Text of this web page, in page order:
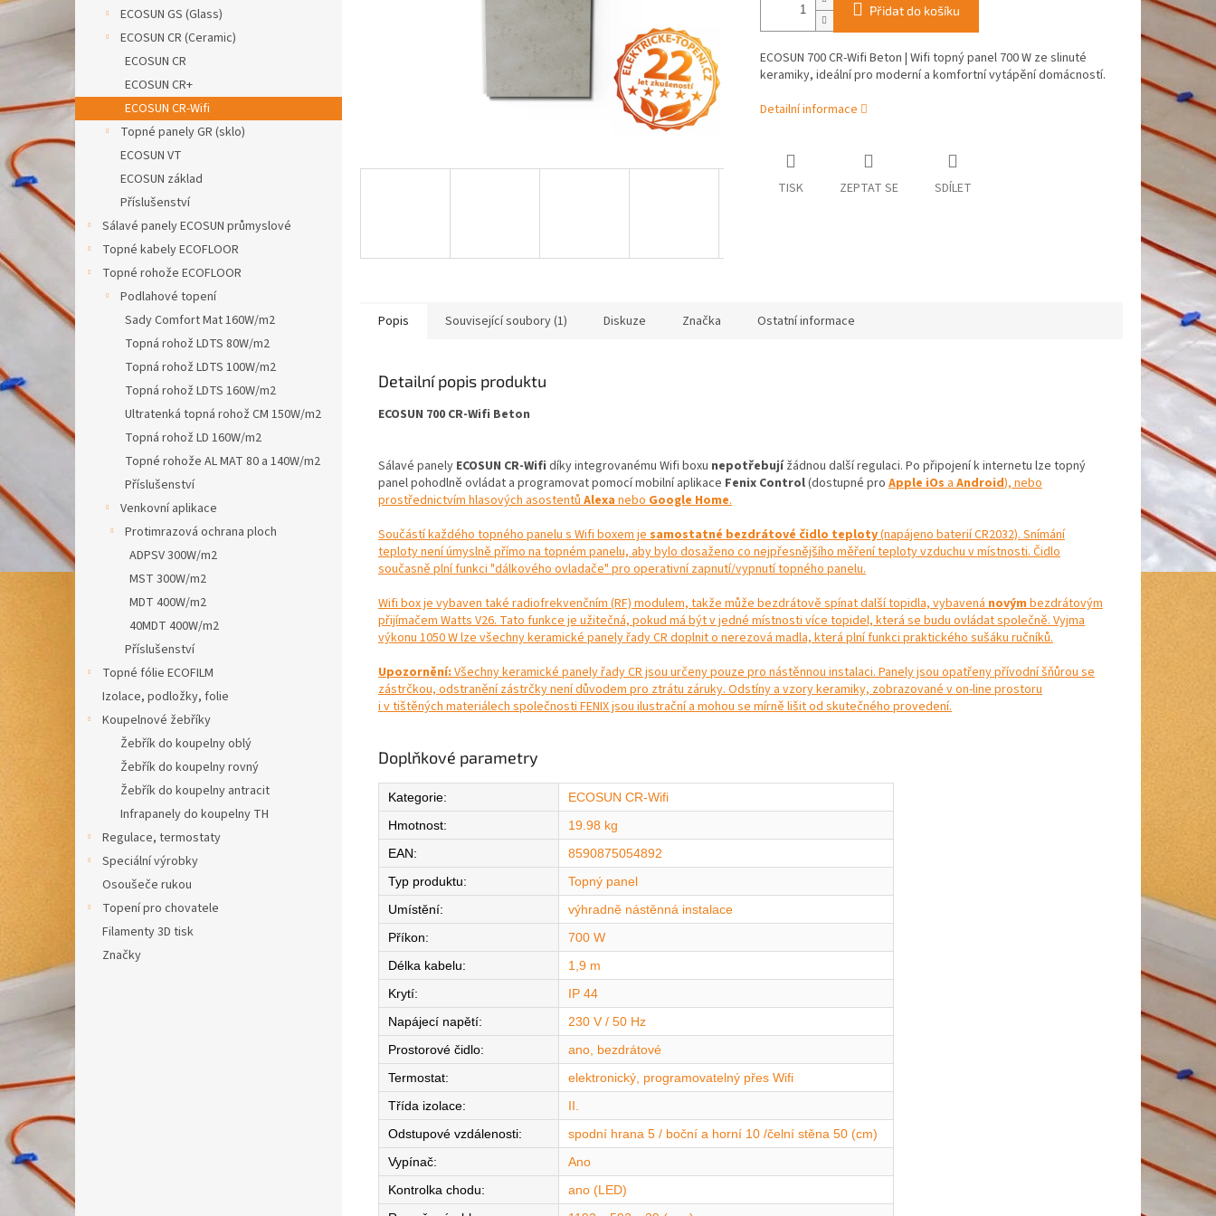
e
ECOSUN GS (Glass)
ECOSUN CR (Ceramic)
ECOSUN CR
ECOSUN CR+
ECOSUN CR-Wifi
Topné panely GR (sklo)
ECOSUN VT
ECOSUN základ
Příslušenství
Sálavé panely ECOSUN průmyslové
Topné kabely ECOFLOOR
Topné rohože ECOFLOOR
Podlahové topení
Sady Comfort Mat 160W/m2
Topná rohož LDTS 80W/m2
Topná rohož LDTS 100W/m2
Topná rohož LDTS 160W/m2
Ultratenká topná rohož CM 150W/m2
Topná rohož LD 160W/m2
Topné rohože AL MAT 80 a 140W/m2
Příslušenství
Venkovní aplikace
Protimrazová ochrana ploch
ADPSV 300W/m2
MST 300W/m2
MDT 400W/m2
40MDT 400W/m2
Příslušenství
Topné fólie ECOFILM
Izolace, podložky, folie
Koupelnové žebříky
Žebřík do koupelny oblý
Žebřík do koupelny rovný
Žebřík do koupelny antracit
Infrapanely do koupelny TH
Regulace, termostaty
Speciální výrobky
Osoušeče rukou
Topení pro chovatele
Filamenty 3D tisk
Značky
Přidat do košíku
ECOSUN 700 CR-Wifi Beton | Wifi topný panel 700 W ze slinuté
keramiky, ideální pro moderní a komfortní vytápění domácností.
Detailní informace
TISK ZEPTAT SE SDÍLET
Popis Související soubory (1) Diskuze Značka Ostatní informace
Detailní popis produktu
ECOSUN 700 CR-Wifi Beton
Sálavé panely ECOSUN CR-Wifi díky integrovanému Wifi boxu nepotřebujížádnou další regulaci. Po připojení k internetu lze topný
panel pohodlně ovládat a programovat pomocí mobilní aplikace Fenix Control(dostupné pro Apple iOs a Android), nebo
prostřednictvím hlasových asostentů Alexa nebo Google Home.
Součástí každého topného panelu s Wifi boxem je samostatné bezdrátové čidlo teploty(napájeno baterií CR2032). Snímání
teploty není úmyslně přímo na topném panelu, aby bylo dosaženo co nejpřesnějšího měření teploty vzduchu v místnosti. Čidlo
současně plní funkci "dálkového ovladače" pro operativní zapnutí/vypnutí topného panelu.
Wifi box je vybaven také radiofrekvenčním (RF) modulem, takže může bezdrátově spínat další topidla, vybavená novým bezdrátovým
přijímačem Watts V26. Tato funkce je užitečná, pokud má být v jedné místnosti více topidel, která se budu ovládat společně. Vyjma
výkonu 1050 W lze všechny keramické panely řady CR doplnit o nerezová madla, která plní funkci praktického sušáku ručníků.
Upozornění: Všechny keramické panely řady CR jsou určeny pouze pro nástěnnou instalaci. Panely jsou opatřeny přívodní šňůrou se
zástrčkou, odstranění zástrčky není důvodem pro ztrátu záruky. Odstíny a vzory keramiky, zobrazované v on-line prostoru
i v tištěných materiálech společnosti FENIX jsou ilustrační a mohou se mírně lišit od skutečného provedení.
Doplňkové parametry
Kategorie:
ECOSUN CR-Wifi
Hmotnost:
19.98 kg
EAN:
8590875054892
Typ produktu:
Topný panel
Umístění:
výhradně nástěnná instalace
Příkon:
700 W
Délka kabelu:
1,9 m
Krytí:
IP 44
Napájecí napětí:
230 V / 50 Hz
Prostorové čidlo:
ano, bezdrátové
Termostat:
elektronický, programovatelný přes Wifi
Třída izolace:
II.
Odstupové vzdálenosti:
spodní hrana 5 / boční a horní 10 /čelní stěna 50 (cm)
Vypínač:
Ano
Kontrolka chodu:
ano (LED)